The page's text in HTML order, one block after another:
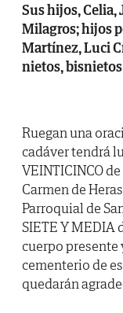
Sus hijos, Celia,
Milagros; hijos
Martínez, Luci
nietos,
Ruegan una
cadáver tendrá
VEINTICINCO
Carmen de
Parroquial de
SIETE Y MEDIA
cuerpo
cementerio de
quedarán